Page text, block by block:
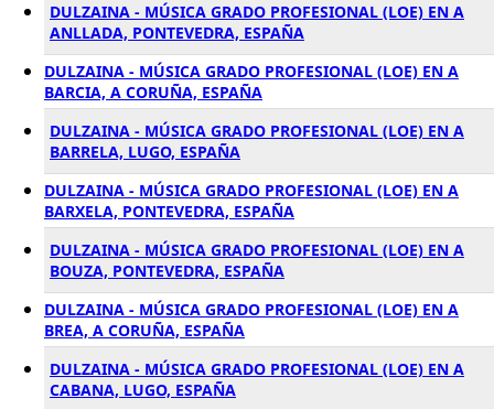
DULZAINA - MÚSICA GRADO PROFESIONAL (LOE) EN A
ANLLADA, PONTEVEDRA, ESPAÑA
DULZAINA - MÚSICA GRADO PROFESIONAL (LOE) EN A
BARCIA, A CORUÑA, ESPAÑA
DULZAINA - MÚSICA GRADO PROFESIONAL (LOE) EN A
BARRELA, LUGO, ESPAÑA
DULZAINA - MÚSICA GRADO PROFESIONAL (LOE) EN A
BARXELA, PONTEVEDRA, ESPAÑA
DULZAINA - MÚSICA GRADO PROFESIONAL (LOE) EN A
BOUZA, PONTEVEDRA, ESPAÑA
DULZAINA - MÚSICA GRADO PROFESIONAL (LOE) EN A
BREA, A CORUÑA, ESPAÑA
DULZAINA - MÚSICA GRADO PROFESIONAL (LOE) EN A
CABANA, LUGO, ESPAÑA